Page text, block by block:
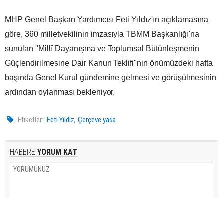
MHP Genel Başkan Yardımcısı Feti Yıldız'ın açıklamasına
göre, 360 milletvekilinin imzasıyla TBMM Başkanlığı'na
sunulan "Millî Dayanışma ve Toplumsal Bütünleşmenin
Güçlendirilmesine Dair Kanun Teklifi"nin önümüzdeki hafta
başında Genel Kurul gündemine gelmesi ve görüşülmesinin
ardından oylanması bekleniyor.
Etiketler : Feti Yıldız,Çerçeve yasa
HABERE YORUM KAT